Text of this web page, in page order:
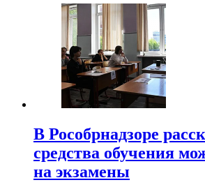
В Рособрнадзоре
средства обучения
на экзамены